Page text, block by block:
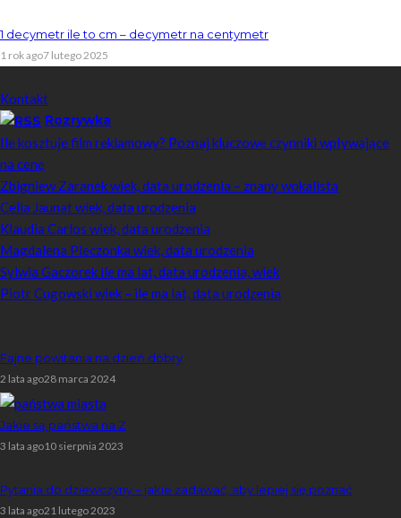
1 decymetr ile to cm – decymetr na centymetr
1 rok ago7 lutego 2025
Kontakt
Rozrywka
Ile kosztuje film reklamowy? Poznaj kluczowe czynniki wpływające
na cenę
Zbigniew Zaranek wiek, data urodzenia – znany wokalista
Celia Jaunat wiek, data urodzenia
Klaudia Carlos wiek, data urodzenia
Magdalena Pieczonka wiek, data urodzenia
Sylwia Gaczorek ile ma lat, data urodzenia, wiek
Piotr Cugowski wiek – ile ma lat, data urodzenia
Fajne powitania na dzień dobry
2 lata ago28 marca 2024
Jakie są państwa na Z
3 lata ago10 sierpnia 2023
Pytania do dziewczyny – jakie zadawać, aby lepiej się poznać
3 lata ago21 lutego 2023